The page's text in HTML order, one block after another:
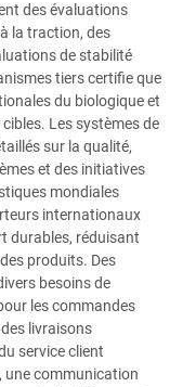
des évaluations
la traction, des
de stabilité
tiers certifie que
du biologique et
Les systèmes de
sur la qualité,
et des initiatives
mondiales
internationaux
durables, réduisant
produits. Des
besoins de
les commandes
livraisons
service client
une communication